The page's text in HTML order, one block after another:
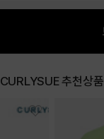
CURLYSUE 추천상품